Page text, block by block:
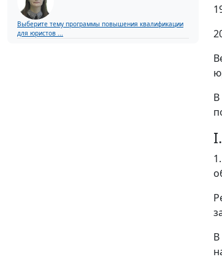
Выберите тему программы повышения квалификации
для юристов ...
В
В